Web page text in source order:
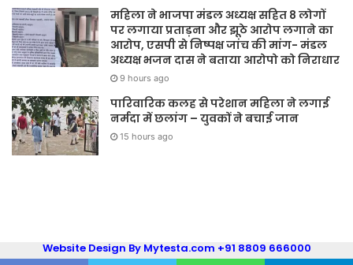
महिला ने भाजपा मंडल अध्यक्ष सहित 8 लोगों
पर लगाया प्रताड़ना और झूठे आरोप लगाने का
आरोप, एसपी से निष्पक्ष जांच की मांग- मंडल
अध्यक्ष भजन दास ने बताया आरोपो को निराधार
9 hours ago
पारिवारिक कलह से परेशान महिला ने लगाई
नर्मदा में छलांग – युवकों ने बचाई जान
15 hours ago
Website Design By Mytesta.com +91 8809 666000